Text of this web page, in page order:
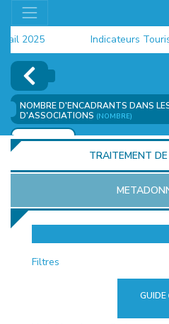
2025 Indicateurs
NOMBRE D'ENCADRANTS DANS
D'ASSOCIATIONS (NOMBRE)
AJOUTER
TRAITEMENT
Filtres
GUIDE